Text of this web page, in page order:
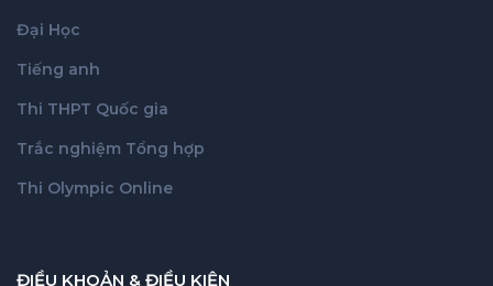
Đại Học
Tiếng anh
Thi THPT Quốc gia
Trắc nghiệm Tổng hợp
Thi Olympic Online
ĐIỀU KHOẢN & ĐIỀU KIỆN